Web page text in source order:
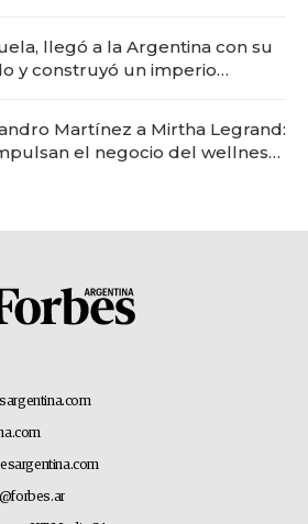
llegó a la Argentina con su
y construyó un imperio
Martínez a Mirtha Legrand:
el negocio del wellness